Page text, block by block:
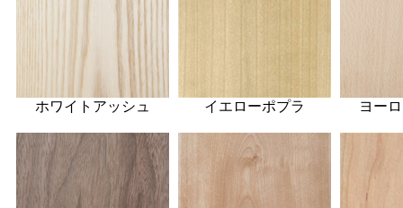
ホワイトアッシュ イエローポプラ ヨー